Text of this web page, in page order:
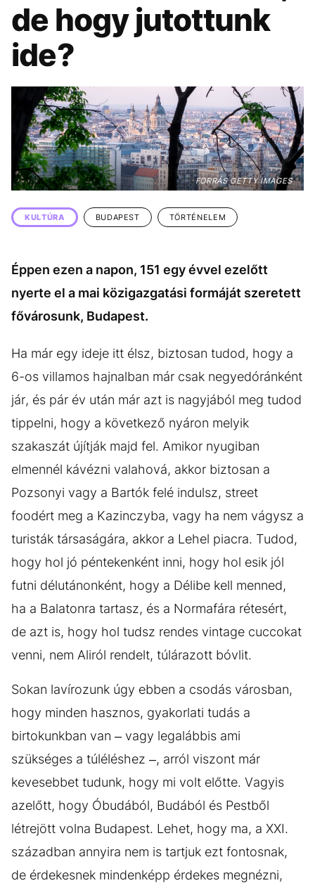
ÉLETMÓD DESIGN
BESZÉLGETÉSEK
VIDEÓ TÖRTÉNETEK
GASZTRO
de hogy jutottunk
ide?
FORRÁS GETTY IMAGES
KULTÚRA BUDAPEST TÖRTÉNELEM
Éppen ezen a napon, 151 egy évvel ezelőtt
nyerte el a mai közigazgatási formáját szeretett
fővárosunk, Budapest.
Ha már egy ideje itt élsz, biztosan tudod, hogy a
6-os villamos hajnalban már csak negyedóránként
jár, és pár év után már azt is nagyjából meg tudod
tippelni, hogy a következő nyáron melyik
szakaszát újítják majd fel. Amikor nyugiban
elmennél kávézni valahová, akkor biztosan a
Pozsonyi vagy a Bartók felé indulsz, street
foodért meg a Kazinczyba, vagy ha nem vágysz a
turisták társaságára, akkor a Lehel piacra. Tudod,
hogy hol jó péntekenként inni, hogy hol esik jól
futni délutánonként, hogy a Délibe kell menned,
ha a Balatonra tartasz, és a Normafára rétesért,
de azt is, hogy hol tudsz rendes vintage cuccokat
venni, nem Aliról rendelt, túlárazott bóvlit.
Sokan lavírozunk úgy ebben a csodás városban,
hogy minden hasznos, gyakorlati tudás a
birtokunkban van – vagy legalábbis ami
szükséges a túléléshez –, arról viszont már
kevesebbet tudunk, hogy mi volt előtte. Vagyis
azelőtt, hogy Óbudából, Budából és Pestből
létrejött volna Budapest. Lehet, hogy ma, a XXI.
században annyira nem is tartjuk ezt fontosnak,
de érdekesnek mindenképp érdekes megnézni,